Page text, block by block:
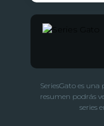
SeriesGato es
resumen podrás
series